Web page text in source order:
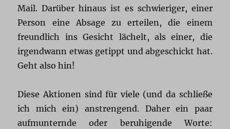
Mail. Darüber hinaus ist es schwieriger, einer
Person eine Absage zu erteilen, die einem
freundlich ins Gesicht lächelt, als einer, die
irgendwann etwas getippt und abgeschickt hat.
Geht also hin!
Diese Aktionen sind für viele (und da schließe
ich mich ein) anstrengend. Daher ein paar
aufmunternde oder beruhigende Worte: